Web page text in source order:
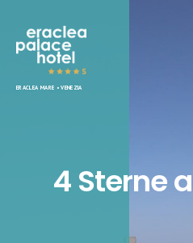
ERACLEA MARE • VENEZIA
4 Sterne